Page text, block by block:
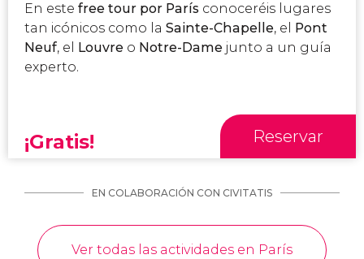
En este free tour por París conoceréis lugares
tan icónicos como la Sainte-Chapelle, el
Pont
Neuf, el Louvre o Notre-Dame junto a un guía
experto.
¡Gratis! Reservar
EN COLABORACIÓN CON CIVITATIS
Ver todas las actividades en París